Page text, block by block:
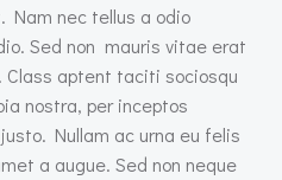
Nam nec tellus a odio
Sed non mauris vitae erat
aptent taciti sociosqu
nostra, per inceptos
Nullam ac urna eu felis
a augue. Sed non neque